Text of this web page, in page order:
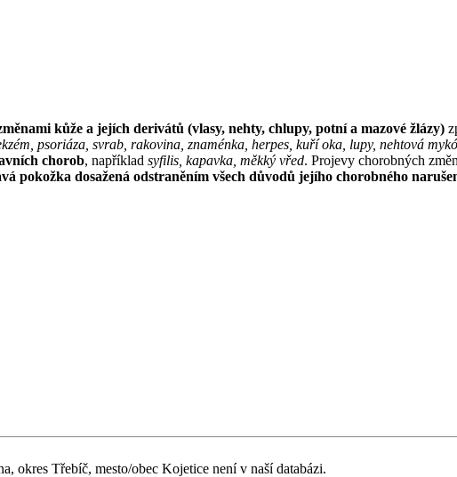
kůže a jejích derivátů (vlasy, nehty, chlupy, potní a mazové žlázy)
psoriáza, svrab, rakovina, znaménka, herpes, kuří oka, lupy, nehtová
chorob, například syfilis, kapavka, měkký vřed. Projevy chorobných
pokožka dosažená odstraněním všech důvodů jejího chorobného
okres Třebíč, mesto/obec Kojetice není v naší databázi.